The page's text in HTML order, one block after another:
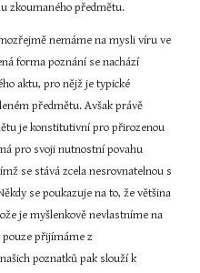
zkoumaného předmětu.
nemáme na mysli víru ve
forma poznání se nachází
aktu, pro nějž je typické
předmětu. Avšak právě
je konstitutivní pro přirozenou
pro svoji nutnostní povahu
se stává zcela nesrovnatelnou s
se poukazuje na to, že většina
je myšlenkově nevlastníme na
pouze přijímáme z
poznatků pak slouží k